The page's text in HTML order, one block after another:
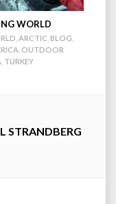
WORLD
ARCTIC BLOG
OUTDOOR
TURKEY
STRANDBERG